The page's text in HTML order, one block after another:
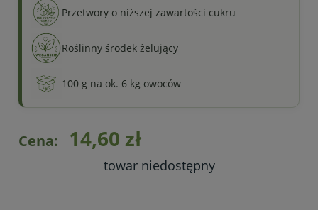
Przetwory o niższej zawartości cukru
Roślinny środek żelujący
100 g na ok. 6 kg owoców
Cena: 14,60 zł
towar niedostępny